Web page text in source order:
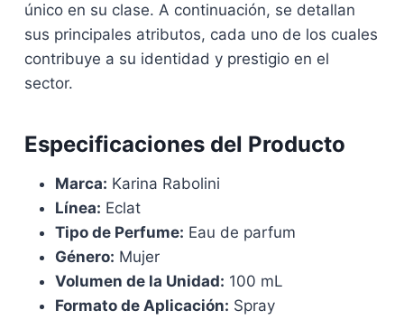
único en su clase. A continuación, se detallan
sus principales atributos, cada uno de los cuales
contribuye a su identidad y prestigio en el
sector.
Especificaciones del Producto
Marca: Karina Rabolini
Línea: Eclat
Tipo de Perfume: Eau de parfum
Género: Mujer
Volumen de la Unidad: 100 mL
Formato de Aplicación: Spray